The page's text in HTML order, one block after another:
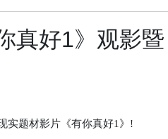
好1》观影暨
实题材影片《有你真好1》!